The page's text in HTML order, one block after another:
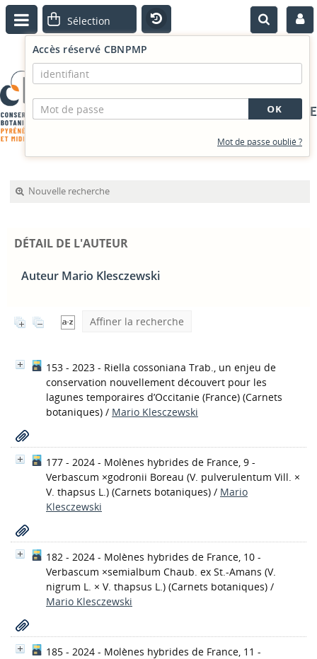
PORTAIL DOCUMENTAIRE
Accès réservé CBNPMP
Mot de passe oublié ?
Nouvelle recherche
DÉTAIL DE L'AUTEUR
Auteur Mario Klesczewski
Affiner la recherche
153 - 2023 - Riella cossoniana Trab., un enjeu de
conservation nouvellement découvert pour les
lagunes temporaires d’Occitanie (France) (Carnets
botaniques) / Mario Klesczewski
177 - 2024 - Molènes hybrides de France, 9 -
Verbascum ×godronii Boreau (V. pulverulentum Vill. ×
V. thapsus L.) (Carnets botaniques) / Mario
Klesczewski
182 - 2024 - Molènes hybrides de France, 10 -
Verbascum ×semialbum Chaub. ex St.-Amans (V.
nigrum L. × V. thapsus L.) (Carnets botaniques) /
Mario Klesczewski
185 - 2024 - Molènes hybrides de France, 11 -